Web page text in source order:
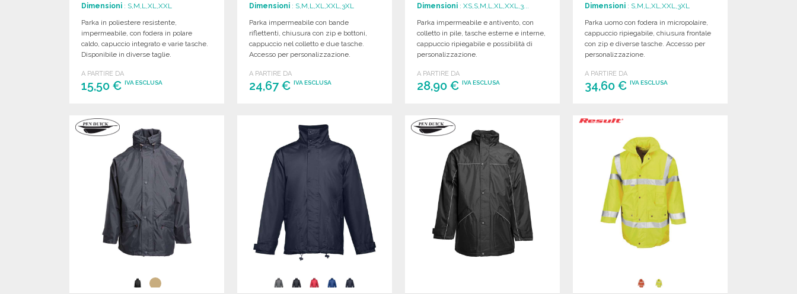
Dimensioni : S,M,L,XL,XXL
Parka in poliestere resistente,
impermeabile, con fodera in polare
caldo, capuccio integrato e varie tasche.
Disponibile in diverse taglie.
A PARTIRE DA
15,50 € IVA ESCLUSA
Richiedi un preventivo
Dimensioni : S,M,L,XL,XXL,3XL
Parka impermeabile con bande
riflettenti, chiusura con zip e bottoni,
cappuccio nel colletto e due tasche.
Accesso per personalizzazione.
A PARTIRE DA
24,67 €IVA ESCLUSA
Richiedi un preventivo
Dimensioni : XS,S,M,L,XL,XXL,3...
Parka impermeabile e antivento, con
colletto in pile, tasche esterne e interne,
cappuccio ripiegabile e possibilità di
personalizzazione.
A PARTIRE DA
28,90 €IVA ESCLUSA
Richiedi un preventivo
Dimensioni : S,M,L,XL,XXL,3XL
Parka uomo con fodera in micropolaire,
cappuccio ripiegabile, chiusura frontale
con zip e diverse tasche. Accesso per
personalizzazione.
A PARTIRE DA
34,60 €IVA ESCLUSA